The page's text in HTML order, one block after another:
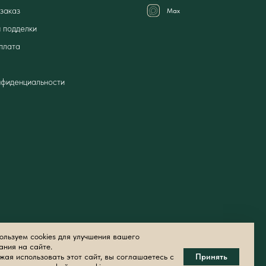
Мах
cookies для улучшения вашего
на сайте.
использовать этот сайт, вы соглашаетесь с
Принять